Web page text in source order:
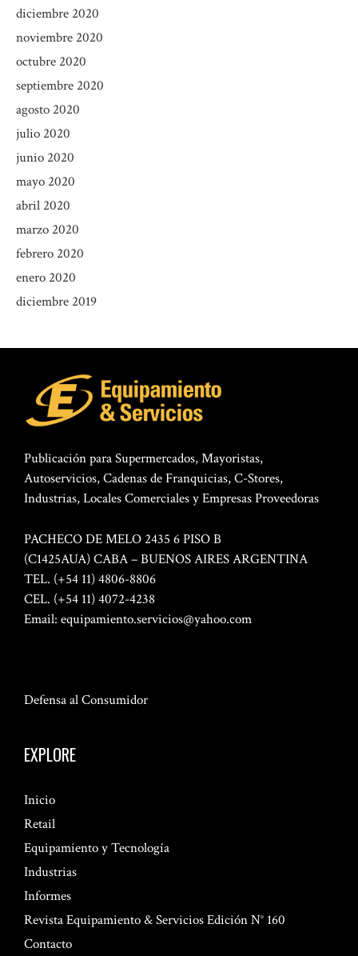
diciembre 2020
noviembre 2020
octubre 2020
septiembre 2020
agosto 2020
julio 2020
junio 2020
mayo 2020
abril 2020
marzo 2020
febrero 2020
enero 2020
diciembre 2019
Publicación para Supermercados, Mayoristas,
Autoservicios, Cadenas de Franquicias, C-Stores,
Industrias, Locales Comerciales y Empresas Proveedoras
PACHECO DE MELO 2435 6 PISO B
(C1425AUA) CABA – BUENOS AIRES ARGENTINA
TEL. (+54 11) 4806-8806
CEL. (+54 11) 4072-4238
Email: equipamiento.servicios@yahoo.com
Defensa al Consumidor
EXPLORE
Inicio
Retail
Equipamiento y Tecnología
Industrias
Informes
Revista Equipamiento & Servicios Edición N° 160
Contacto